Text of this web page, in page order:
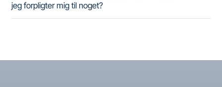
jeg forpligter mig til noget?